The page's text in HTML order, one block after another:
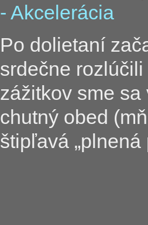
- Akcelerácia
Po dolietaní
srdečne
zážitkov sme
chutný obed
štipľavá